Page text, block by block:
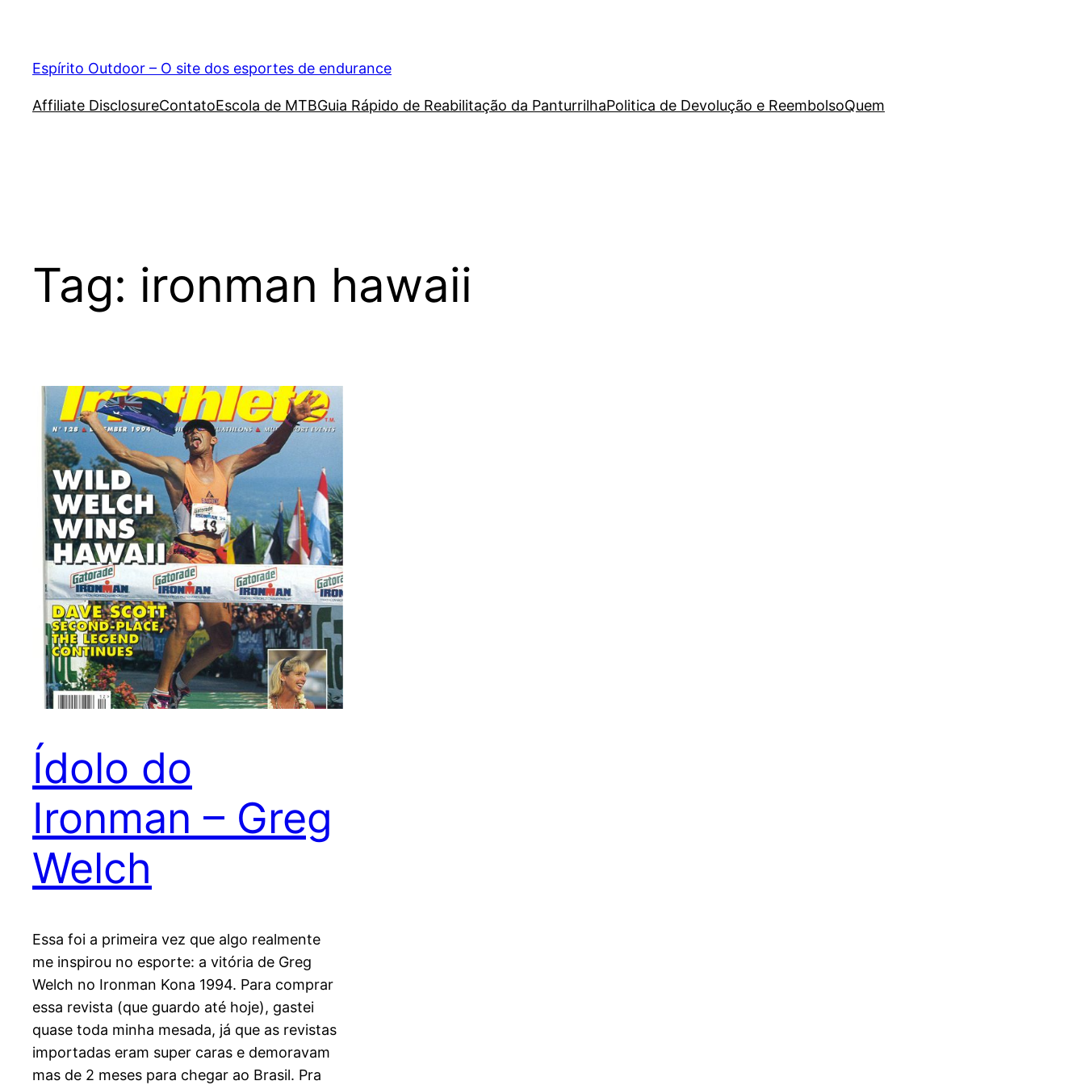
Espírito Outdoor – O site dos esportes de endurance
Affiliate DisclosureContatoEscola de MTBGuia Rápido de Reabilitação da PanturrilhaPolitica de Devolução e ReembolsoQuem
Tag: ironman hawaii
Ídolo do
Ironman – Greg
Welch
Essa foi a primeira vez que algo realmente
me inspirou no esporte: a vitória de Greg
Welch no Ironman Kona 1994. Para comprar
essa revista (que guardo até hoje), gastei
quase toda minha mesada, já que as revistas
importadas eram super caras e demoravam
mas de 2 meses para chegar ao Brasil. Pra